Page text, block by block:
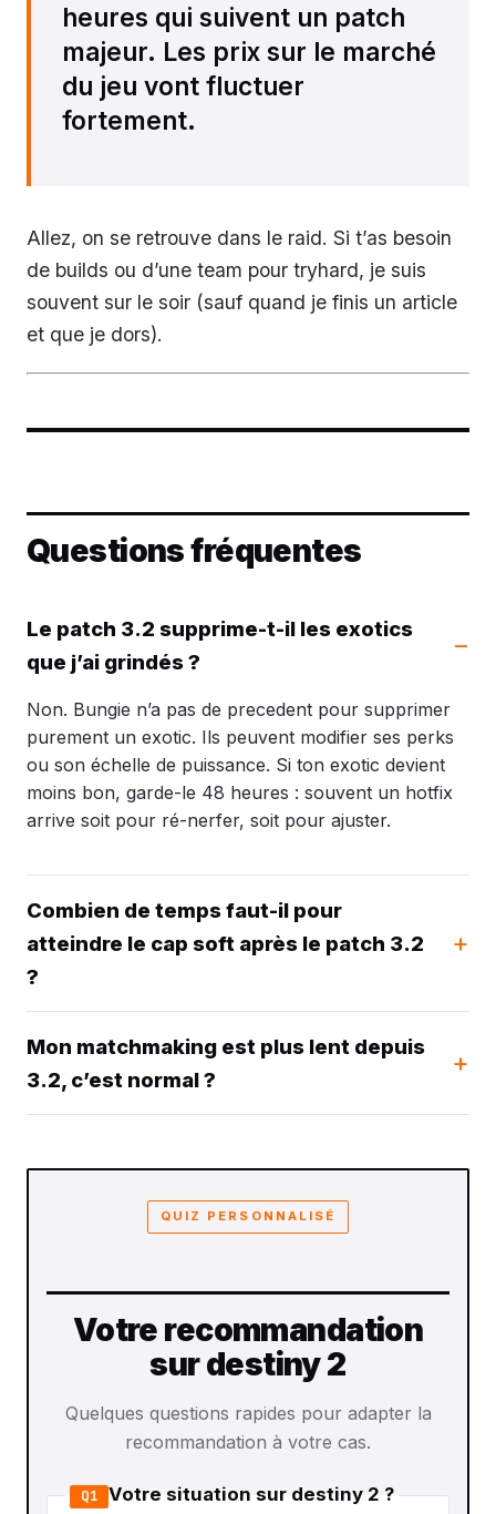
heures qui suivent un patch
majeur. Les prix sur le marché
du jeu vont fluctuer
fortement.
Allez, on se retrouve dans le raid. Si t’as besoin
de builds ou d’une team pour tryhard, je suis
souvent sur le soir (sauf quand je finis un article
et que je dors).
Questions fréquentes
Le patch 3.2 supprime-t-il les exotics
que j’ai grindés ?
Non. Bungie n’a pas de precedent pour supprimer
purement un exotic. Ils peuvent modifier ses perks
ou son échelle de puissance. Si ton exotic devient
moins bon, garde-le 48 heures : souvent un hotfix
arrive soit pour ré-nerfer, soit pour ajuster.
Combien de temps faut-il pour
atteindre le cap soft après le patch 3.2
?
Mon matchmaking est plus lent depuis
3.2, c’est normal ?
QUIZ PERSONNALISÉ
Votre recommandation
sur destiny 2
Quelques questions rapides pour adapter la
recommandation à votre cas.
Q1 Votre situation sur destiny 2 ?